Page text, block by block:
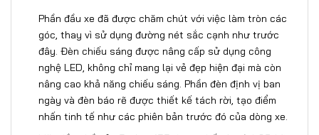
Phần đầu xe đã được chăm chút với việc làm tròn các
góc, thay vì sử dụng đường nét sắc cạnh như trước
đây. Đèn chiếu sáng được nâng cấp sử dụng công
nghệ LED, không chỉ mang lại vẻ đẹp hiện đại mà còn
nâng cao khả năng chiếu sáng. Phần đèn định vị ban
ngày và đèn báo rẽ được thiết kế tách rời, tạo điểm
nhấn tinh tế như các phiên bản trước đó của dòng xe.